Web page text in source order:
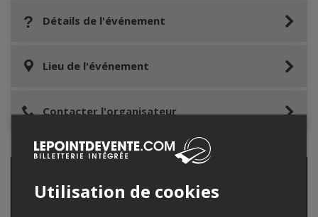
Détails de l'événement
Lieu de l'événement
Contacter l'organisateur
Utilisation de cookies